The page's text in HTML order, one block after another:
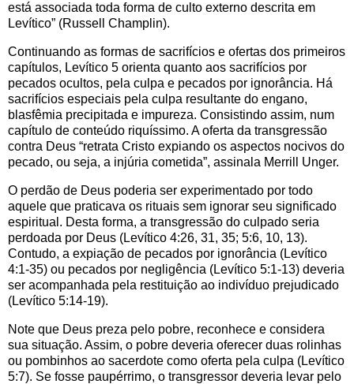
está associada toda forma de culto externo descrita em
Levítico” (Russell Champlin).
Continuando as formas de sacrifícios e ofertas dos primeiros
capítulos, Levítico 5 orienta quanto aos sacrifícios por
pecados ocultos, pela culpa e pecados por ignorância. Há
sacrifícios especiais pela culpa resultante do engano,
blasfêmia precipitada e impureza. Consistindo assim, num
capítulo de conteúdo riquíssimo. A oferta da transgressão
contra Deus “retrata Cristo expiando os aspectos nocivos do
pecado, ou seja, a injúria cometida”, assinala Merrill Unger.
O perdão de Deus poderia ser experimentado por todo
aquele que praticava os rituais sem ignorar seu significado
espiritual. Desta forma, a transgressão do culpado seria
perdoada por Deus (Levítico 4:26, 31, 35; 5:6, 10, 13).
Contudo, a expiação de pecados por ignorância (Levítico
4:1-35) ou pecados por negligência (Levítico 5:1-13) deveria
ser acompanhada pela restituição ao indivíduo prejudicado
(Levítico 5:14-19).
Note que Deus preza pelo pobre, reconhece e considera
sua situação. Assim, o pobre deveria oferecer duas rolinhas
ou pombinhos ao sacerdote como oferta pela culpa (Levítico
5:7). Se fosse paupérrimo, o transgressor deveria levar pelo